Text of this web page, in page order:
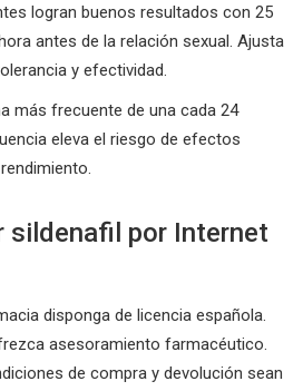
logran buenos resultados con 25
antes de la relación sexual. Ajusta
y efectividad.
más frecuente de una cada 24
eleva el riesgo de efectos
sildenafil por Internet
disponga de licencia española.
asesoramiento farmacéutico.
de compra y devolución sean